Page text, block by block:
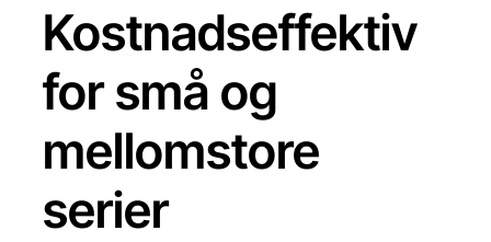
Kostnadseffektiv
for små og
mellomstore
serier